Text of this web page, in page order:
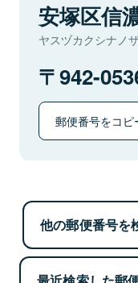
安塚区信
ヤスヅカクシナノ
942-
郵便番号をコピ
他の郵便番号を